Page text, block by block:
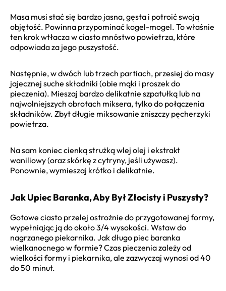
Masa musi stać się bardzo jasna, gęsta i potroić swoją
objętość. Powinna przypominać kogel-mogel. To właśnie
ten krok wtłacza w ciasto mnóstwo powietrza, które
odpowiada za jego puszystość.
Następnie, w dwóch lub trzech partiach, przesiej do masy
jajecznej suche składniki (obie mąki i proszek do
pieczenia). Mieszaj bardzo delikatnie szpatułką lub na
najwolniejszych obrotach miksera, tylko do połączenia
składników. Zbyt długie miksowanie zniszczy pęcherzyki
powietrza.
Na sam koniec cienką strużką wlej olej i ekstrakt
waniliowy (oraz skórkę z cytryny, jeśli używasz).
Ponownie, wymieszaj krótko i delikatnie.
Jak Upiec Baranka, Aby Był Złocisty i Puszysty?
Gotowe ciasto przelej ostrożnie do przygotowanej formy,
wypełniając ją do około 3/4 wysokości. Wstaw do
nagrzanego piekarnika. Jak długo piec baranka
wielkanocnego w formie? Czas pieczenia zależy od
wielkości formy i piekarnika, ale zazwyczaj wynosi od 40
do 50 minut.